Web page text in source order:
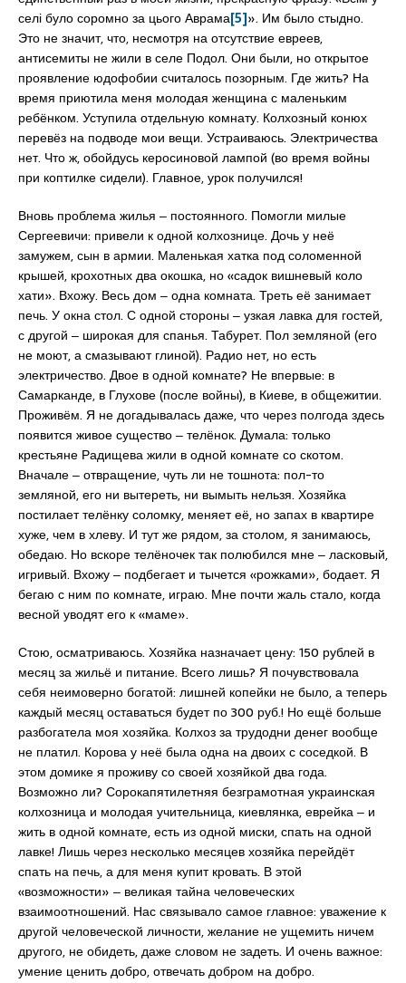
селі було соромно за цього Аврама[5]». Им было стыдно.
Это не значит, что, несмотря на отсутствие евреев,
антисемиты не жили в селе Подол. Они были, но открытое
проявление юдофобии считалось позорным. Где жить? На
время приютила меня молодая женщина с маленьким
ребёнком. Уступила отдельную комнату. Колхозный конюх
перевёз на подводе мои вещи. Устраиваюсь. Электричества
нет. Что ж, обойдусь керосиновой лампой (во время войны
при коптилке сидели). Главное, урок получился!
Вновь проблема жилья ‒ постоянного. Помогли милые
Сергеевичи: привели к одной колхознице. Дочь у неё
замужем, сын в армии. Маленькая хатка под соломенной
крышей, крохотных два окошка, но «садок вишневый коло
хати». Вхожу. Весь дом ‒ одна комната. Треть её занимает
печь. У окна стол. С одной стороны ‒ узкая лавка для гостей,
с другой ‒ широкая для спанья. Табурет. Пол земляной (его
не моют, а смазывают глиной). Радио нет, но есть
электричество. Двое в одной комнате? Не впервые: в
Самарканде, в Глухове (после войны), в Киеве, в общежитии.
Проживём. Я не догадывалась даже, что через полгода здесь
появится живое существо ‒ телёнок. Думала: только
крестьяне Радищева жили в одной комнате со скотом.
Вначале ‒ отвращение, чуть ли не тошнота: пол-то
земляной, его ни вытереть, ни вымыть нельзя. Хозяйка
постилает телёнку соломку, меняет её, но запах в квартире
хуже, чем в хлеву. И тут же рядом, за столом, я занимаюсь,
обедаю. Но вскоре телёночек так полюбился мне ‒ ласковый,
игривый. Вхожу ‒ подбегает и тычется «рожками», бодает. Я
бегаю с ним по комнате, играю. Мне почти жаль стало, когда
весной уводят его к «маме».
Стою, осматриваюсь. Хозяйка назначает цену: 150 рублей в
месяц за жильё и питание. Всего лишь? Я почувствовала
себя неимоверно богатой: лишней копейки не было, а теперь
каждый месяц оставаться будет по 300 руб.! Но ещё больше
разбогатела моя хозяйка. Колхоз за трудодни денег вообще
не платил. Корова у неё была одна на двоих с соседкой. В
этом домике я проживу со своей хозяйкой два года.
Возможно ли? Сорокапятилетняя безграмотная украинская
колхозница и молодая учительница, киевлянка, еврейка ‒ и
жить в одной комнате, есть из одной миски, спать на одной
лавке! Лишь через несколько месяцев хозяйка перейдёт
спать на печь, а для меня купит кровать. В этой
«возможности» ‒ великая тайна человеческих
взаимоотношений. Нас связывало самое главное: уважение к
другой человеческой личности, желание не ущемить ничем
другого, не обидеть, даже словом не задеть. И очень важное:
умение ценить добро, отвечать добром на добро.